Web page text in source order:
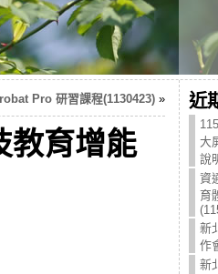
Pro 研習課程(1130423)»
教育增能
近
大
說
資
育
新
作
新